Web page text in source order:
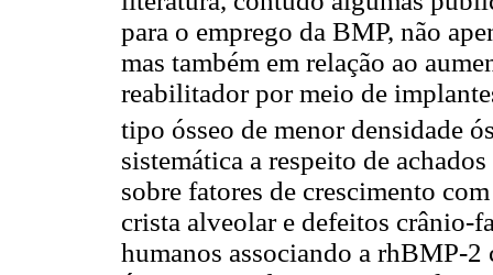
para o emprego da BMP, não
mas também em relação ao
reabilitador por meio de
tipo ósseo de menor densidade
sistemática a respeito de
sobre fatores de crescimento
crista alveolar e defeitos crânio-
humanos associando a rhBMP-